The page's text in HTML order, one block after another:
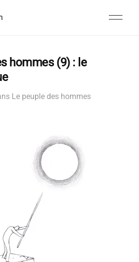
hommes (9) : le
Le peuple des hommes